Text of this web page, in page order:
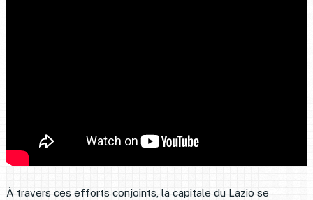
À travers ces efforts conjoints, la capitale du Lazio se